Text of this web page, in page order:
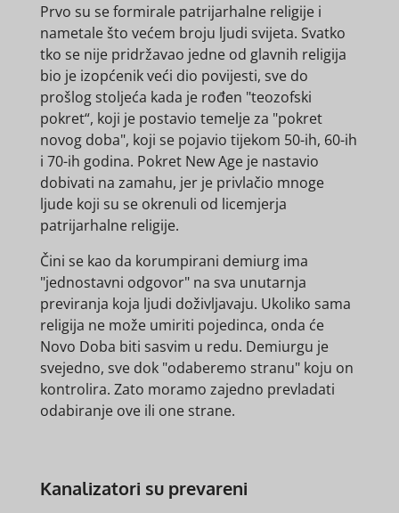
Prvo su se formirale patrijarhalne religije i
nametale što većem broju ljudi svijeta. Svatko
tko se nije pridržavao jedne od glavnih religija
bio je izopćenik veći dio povijesti, sve do
prošlog stoljeća kada je rođen "teozofski
pokret“, koji je postavio temelje za "pokret
novog doba", koji se pojavio tijekom 50-ih, 60-ih
i 70-ih godina. Pokret New Age je nastavio
dobivati na zamahu, jer je privlačio mnoge
ljude koji su se okrenuli od licemjerja
patrijarhalne religije.
Čini se kao da korumpirani demiurg ima
"jednostavni odgovor" na sva unutarnja
previranja koja ljudi doživljavaju. Ukoliko sama
religija ne može umiriti pojedinca, onda će
Novo Doba biti sasvim u redu. Demiurgu je
svejedno, sve dok "odaberemo stranu" koju on
kontrolira. Zato moramo zajedno prevladati
odabiranje ove ili one strane.
Kanalizatori su prevareni